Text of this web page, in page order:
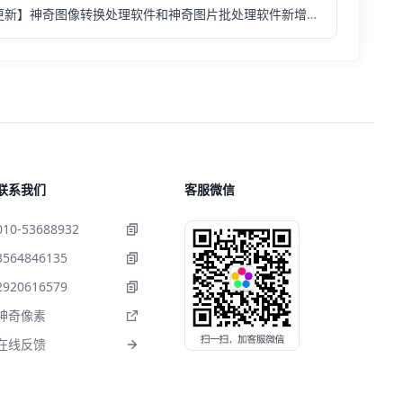
【软件更新】神奇图像转换处理软件和神奇图片批处理软件新增GRB格式图片转换成CMYK格式
系我们
53688932
奇像素
线反馈
客服微信